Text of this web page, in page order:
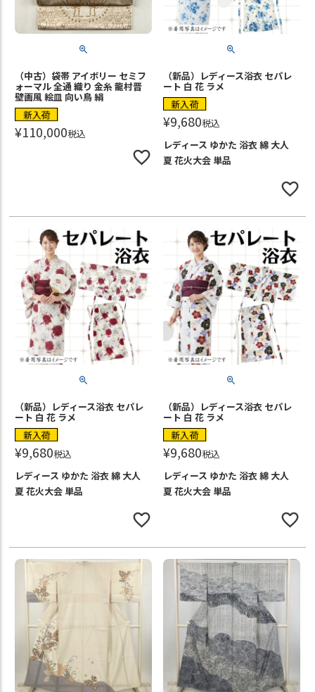
（中古）袋帯 アイボリー セミフ
ォーマル 全通 織り 金糸 龍村晋
壁画風 絵皿 向い鳥 絹
新入荷
¥110,000税込
（新品）レディース浴衣 セパレ
ート 白 花 ラメ
新入荷
¥9,680税込
レディース ゆかた 浴衣 綿 大人
夏 花火大会 単品
（新品）レディース浴衣 セパレ
ート 白 花 ラメ
新入荷
¥9,680税込
レディース ゆかた 浴衣 綿 大人
夏 花火大会 単品
（新品）レディース浴衣 セパレ
ート 白 花 ラメ
新入荷
¥9,680税込
レディース ゆかた 浴衣 綿 大人
夏 花火大会 単品